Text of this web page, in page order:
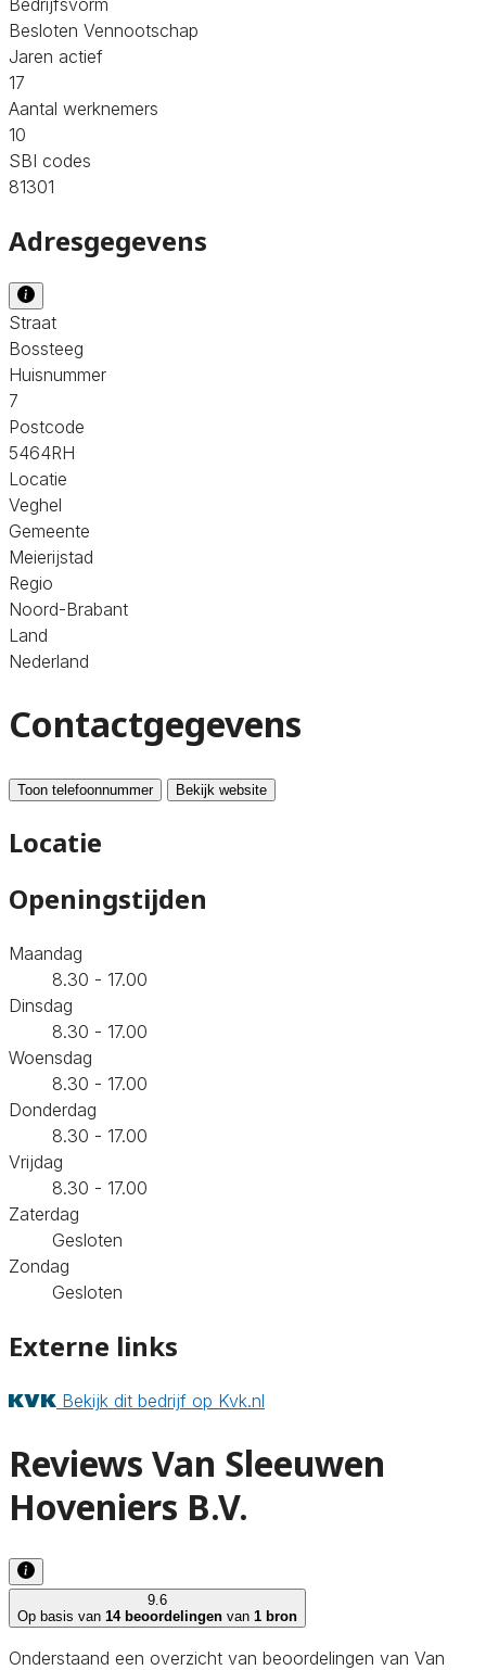
Besloten Vennootschap
Jaren actief
17
Aantal werknemers
10
SBI codes
81301
Adresgegevens
Straat
Bossteeg
Huisnummer
7
Postcode
5464RH
Locatie
Veghel
Gemeente
Meierijstad
Regio
Noord-Brabant
Land
Nederland
Contactgegevens
Toon telefoonnummer Bekijk website
Locatie
Openingstijden
Maandag
8.30 - 17.00
Dinsdag
8.30 - 17.00
Woensdag
8.30 - 17.00
Donderdag
8.30 - 17.00
Vrijdag
8.30 - 17.00
Zaterdag
Gesloten
Zondag
Gesloten
Externe links
Bekijk dit bedrijf op Kvk.nl
Reviews Van Sleeuwen
Hoveniers B.V.
9.6
Op basis van 14 beoordelingen van 1 bron
Onderstaand een overzicht van beoordelingen van Van